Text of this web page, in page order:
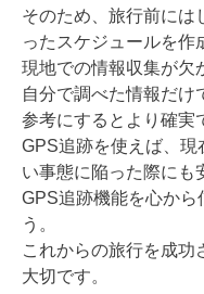
そのため、旅行前には
ったスケジュールを作
現地での情報収集が欠
自分で調べた情報だけ
参考にするとより確実
GPS追跡を使えば、現
い事態に陥った際にも
GPS追跡機能を心から
う。
これからの旅行を成功
大切です。